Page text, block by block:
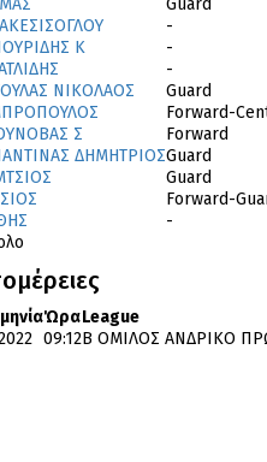
Guard
-
Κ
-
-
ΝΙΚΟΛΑΟΣ Guard
Forward-
Σ Forward
ΔΗΜΗΤΡΙΟΣGuard
Guard
Forward-
-
ΏραLeague
09:12Β΄ ΟΜΙΛΟΣ ΑΝΔΡΙΚΟ